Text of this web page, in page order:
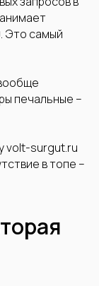
Это самый
печальные –
volt-surgut.ru
в топе –